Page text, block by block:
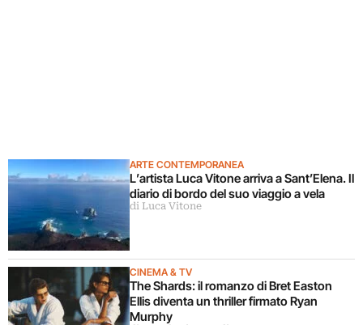
ARTE CONTEMPORANEA
L’artista Luca Vitone arriva a Sant’Elena. Il
diario di bordo del suo viaggio a vela
di Luca Vitone
CINEMA & TV
The Shards: il romanzo di Bret Easton
Ellis diventa un thriller firmato Ryan
Murphy